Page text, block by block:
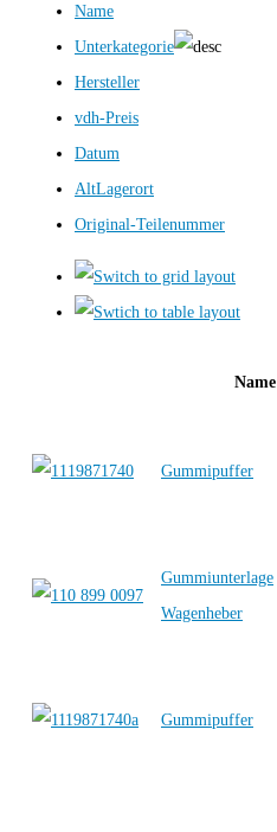
Name
Unterkategorie
Hersteller
vdh-Preis
Datum
AltLagerort
Original-Teilenummer
Name
Gummipuffer
Gummiunterlage
Wagenheber
Gummipuffer